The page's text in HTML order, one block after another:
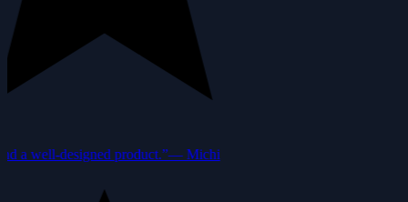
a well-designed product.”—Michi